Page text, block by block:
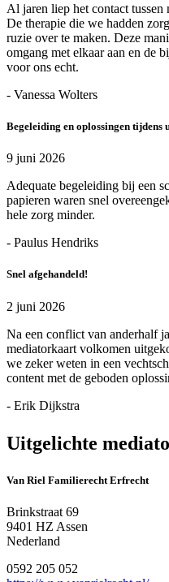
Al jaren liep het contact
De therapie die we hadden
ruzie over te maken. Deze
omgang met elkaar aan en de
voor ons echt.
- Vanessa Wolters
Begeleiding en oplossingen tijdens
9 juni 2026
Adequate begeleiding bij een
papieren waren snel
hele zorg minder.
- Paulus Hendriks
Snel afgehandeld!
2 juni 2026
Na een conflict van anderhalf
mediatorkaart volkomen
we zeker weten in een
content met de geboden
- Erik Dijkstra
Uitgelichte
Van Riel Familierecht Erfrecht
Brinkstraat 69
9401 HZ Assen
Nederland
0592 205 052